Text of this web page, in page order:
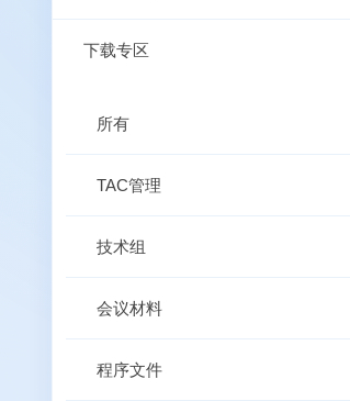
下载专区
所有
TAC管理
技术组
会议材料
程序文件